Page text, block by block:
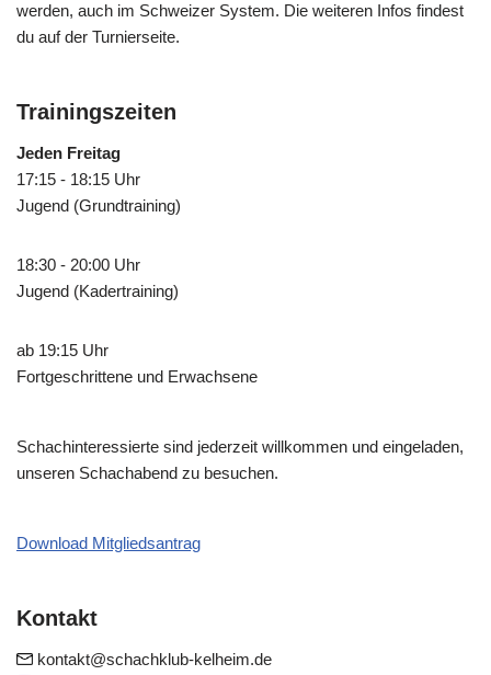
werden, auch im Schweizer System. Die weiteren Infos findest
du auf der Turnierseite.
Trainingszeiten
Jeden Freitag
17:15 - 18:15 Uhr
Jugend (Grundtraining)
18:30 - 20:00 Uhr
Jugend (Kadertraining)
ab 19:15 Uhr
Fortgeschrittene und Erwachsene
Schachinteressierte sind jederzeit willkommen und eingeladen,
unseren Schachabend zu besuchen.
Download Mitgliedsantrag
Kontakt
kontakt@schachklub-kelheim.de